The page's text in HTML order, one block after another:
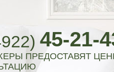
45-21-
ПРЕДОСТАВЯТ